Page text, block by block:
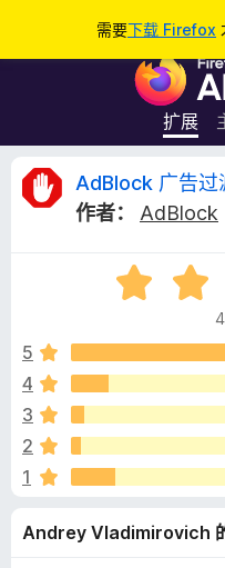
需要下载 Firefox
扩展
A
l
o
c
k
AdBlock 广告过
作者：
AdBlock
评
分
.
/
5
4
3
2
1
Andrey Vladimirovich